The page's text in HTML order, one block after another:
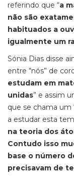
referindo que “a
não são
habituados a
igualmente um
Sónia Dias disse
entre “nós” de
estudam em
unidas” e assim
que se chama um
a estudar esta
na teoria dos
Contudo isso
base o número
precisavam de